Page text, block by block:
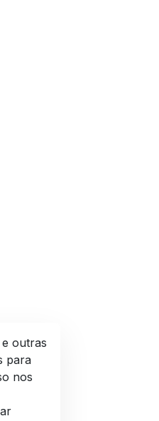
outras
para
nos